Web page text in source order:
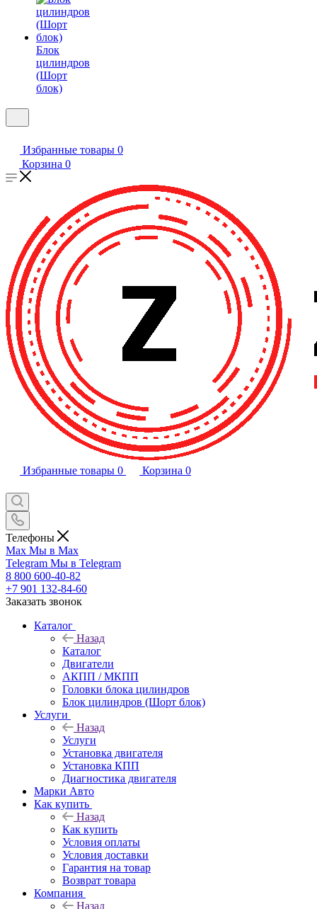
Блок
цилиндров
(Шорт
блок)
Избранные товары 0
Корзина 0
Избранные товары 0 Корзина 0
Телефоны
Max Мы в Max
Telegram Мы в Telegram
8 800 600-40-82
+7 901 132-84-60
Заказать звонок
Каталог
Назад
Каталог
Двигатели
АКПП / МКПП
Головки блока цилиндров
Блок цилиндров (Шорт блок)
Услуги
Назад
Услуги
Установка двигателя
Установка КПП
Диагностика двигателя
Марки Авто
Как купить
Назад
Как купить
Условия оплаты
Условия доставки
Гарантия на товар
Возврат товара
Компания
Назад